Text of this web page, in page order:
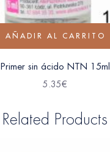
AÑADIR AL CARRITO
Primer sin ácido NTN 15ml
5.35€
Related Products